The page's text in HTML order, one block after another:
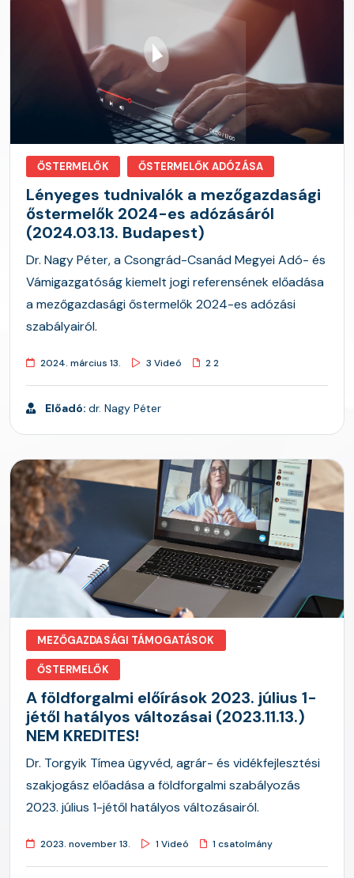
ŐSTERMELŐK ŐSTERMELŐK ADÓZÁSA
Lényeges tudnivalók a mezőgazdasági
őstermelők 2024-es adózásáról
(2024.03.13. Budapest)
Dr. Nagy Péter, a Csongrád-Csanád Megyei Adó- és
Vámigazgatóság kiemelt jogi referensének előadása
a mezőgazdasági őstermelők 2024-es adózási
szabályairól.
2024. március 13. 3 Videó 2 2
Előadó: dr. Nagy Péter
MEZŐGAZDASÁGI TÁMOGATÁSOK
ŐSTERMELŐK
A földforgalmi előírások 2023. július 1-
jétől hatályos változásai (2023.11.13.)
NEM KREDITES!
Dr. Torgyik Tímea ügyvéd, agrár- és vidékfejlesztési
szakjogász előadása a földforgalmi szabályozás
2023. július 1-jétől hatályos változásairól.
2023. november 13. 1 Videó 1 csatolmány